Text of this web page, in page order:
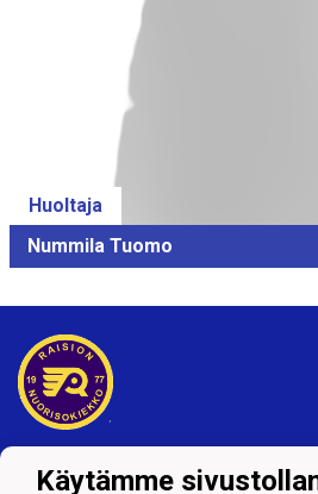
Huoltaja
Nummila Tuomo
Tietosuojaseloste
Käytämme